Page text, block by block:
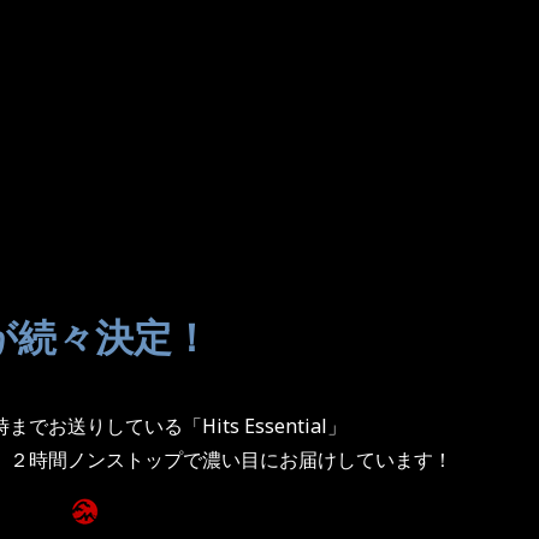
々決定！
でお送りしている「Hits Essential」
時間ノンストップで濃い目にお届けしています！